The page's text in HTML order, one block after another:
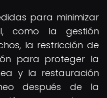
para minimizar
como la gestión
la restricción de
para proteger la
y la restauración
después de la